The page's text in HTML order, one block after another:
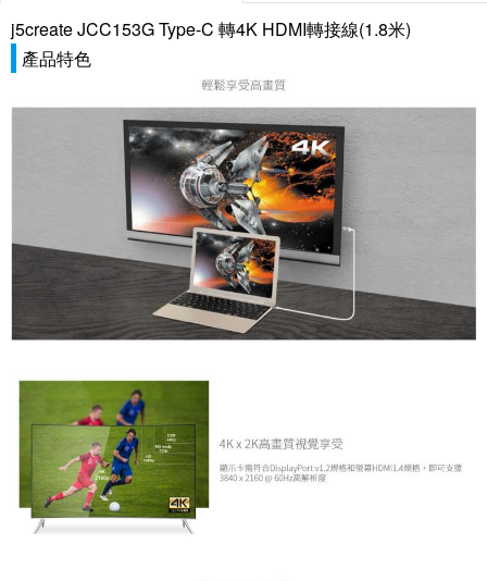
j5create JCC153G Type-C 轉4K HDMI轉接線(1.8米)
產品特色